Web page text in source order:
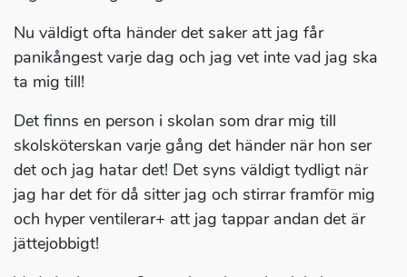
Nu väldigt ofta händer det saker att jag får
panikångest varje dag och jag vet inte vad jag ska
ta mig till!
Det finns en person i skolan som drar mig till
skolsköterskan varje gång det händer när hon ser
det och jag hatar det! Det syns väldigt tydligt när
jag har det för då sitter jag och stirrar framför mig
och hyper ventilerar+ att jag tappar andan det är
jättejobbigt!